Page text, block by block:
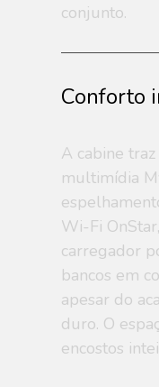
conjunto.
Conforto
A cabine
multimídia
Wi-Fi
carregador
bancos em
apesar do
duro. O
encostos